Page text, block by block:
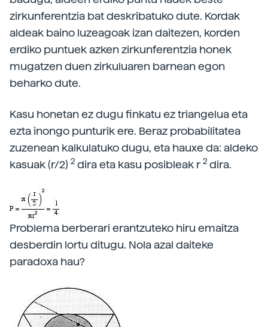
zirkunferentzia bat deskribatuko dute. Kordak
aldeak baino luzeagoak izan daitezen, korden
erdiko puntuek azken zirkunferentzia honek
mugatzen duen zirkuluaren barnean egon
beharko dute.
Kasu honetan ez dugu finkatu ez triangelua eta
ezta inongo punturik ere. Beraz probabilitatea
zuzenean kalkulatuko dugu, eta hauxe da: aldeko
kasuak (r/2) 2 dira eta kasu posibleak r2 dira.
Problema berberari erantzuteko hiru emaitza
desberdin lortu ditugu. Nola azal daiteke
paradoxa hau?